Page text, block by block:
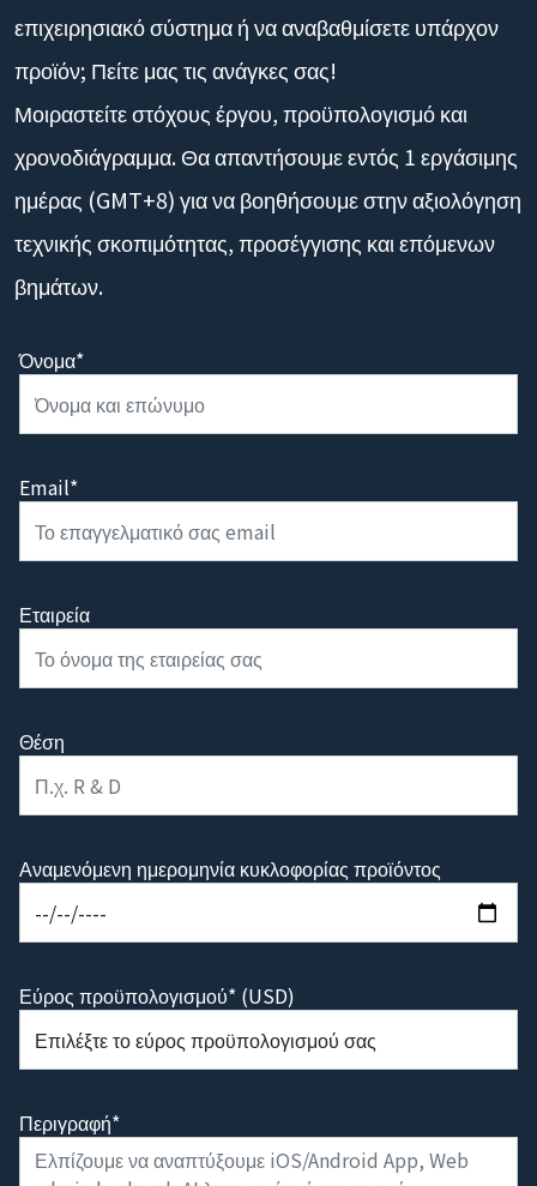
επέκταση λειτουργιών), AI λειτουργίες, εσωτερικό
επιχειρησιακό σύστημα ή να αναβαθμίσετε υπάρχον
προϊόν; Πείτε μας τις ανάγκες σας!
Μοιραστείτε στόχους έργου, προϋπολογισμό και
χρονοδιάγραμμα. Θα απαντήσουμε εντός 1 εργάσιμης
ημέρας (GMT+8) για να βοηθήσουμε στην αξιολόγηση
τεχνικής σκοπιμότητας, προσέγγισης και επόμενων
Όνομα*
Email*
Εταιρεία
Θέση
Αναμενόμενη ημερομηνία κυκλοφορίας προϊόντος
Εύρος προϋπολογισμού* (USD)
Περιγραφή*